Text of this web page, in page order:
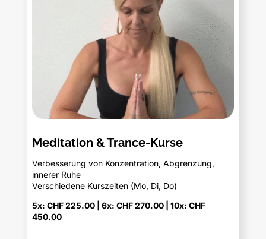
Meditation & Trance-Kurse
Verbesserung von Konzentration, Abgrenzung,
innerer Ruhe
Verschiedene Kurszeiten (Mo, Di, Do)
5x: CHF 225.00 | 6x: CHF 270.00 | 10x: CHF
450.00